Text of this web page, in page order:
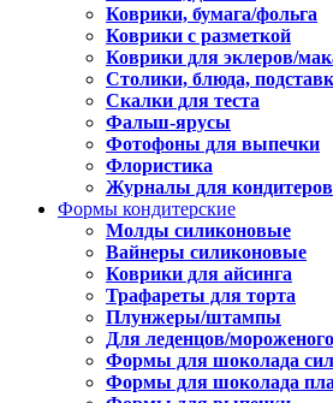
Коврики, бумага/фольга
Коврики с разметкой
Коврики для эклеров/
Столики, блюда,
Скалки для теста
Фальш-ярусы
Фотофоны для выпечки
Флористика
Журналы для кондитеров
Формы кондитерские
Молды силиконовые
Вайнеры силиконовые
Коврики для айсинга
Трафареты для торта
Плунжеры/штампы
Для леденцов/мороженого
Формы для шоколада
Формы для шоколада